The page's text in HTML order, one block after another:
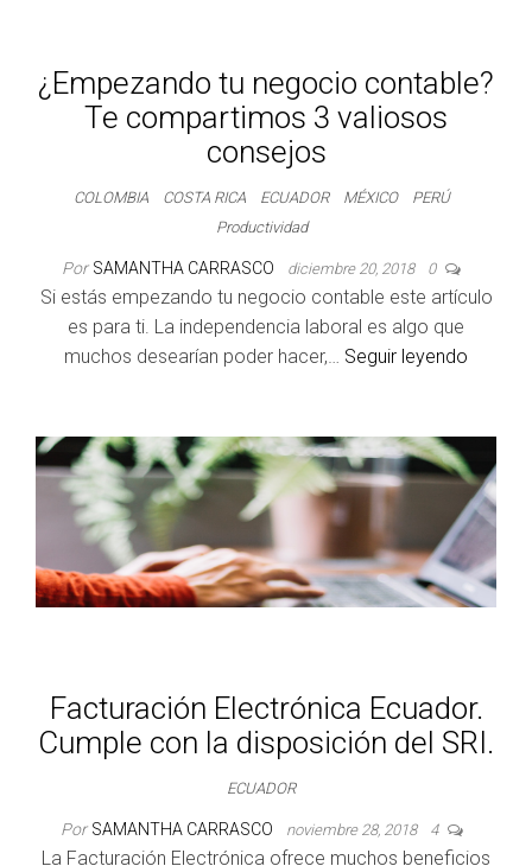
¿Empezando tu negocio contable?
Te compartimos 3 valiosos
consejos
COLOMBIA COSTA RICA ECUADOR MÉXICO
PERÚ
Productividad
Por SAMANTHA CARRASCO diciembre 20, 2018 0
Si estás empezando tu negocio contable este artículo
es para ti. La independencia laboral es algo que
muchos desearían poder hacer,… Seguir leyendo
Facturación Electrónica Ecuador.
Cumple con la disposición del SRI.
ECUADOR
Por SAMANTHA CARRASCO noviembre 28, 2018 4
La Facturación Electrónica ofrece muchos beneficios